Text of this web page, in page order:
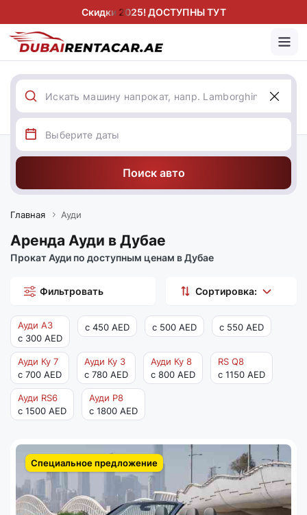
Скидки 2025! ДОСТУПНЫ ТУТ
Поиск авто
Главная Ауди
Аренда Ауди в Дубае
Прокат Ауди по доступным ценам в Дубае
Фильтровать Сортировка:
Ауди А3
с 300 AED
с 450 AED с 500 AED с 550 AED
Ауди Ку 7
с 700 AED
Ауди Ку 3
с 780 AED
Ауди Ку 8
с 800 AED
RS Q8
с 1150 AED
Ауди RS6
с 1500 AED
Ауди Р8
с 1800 AED
Специальное предложение